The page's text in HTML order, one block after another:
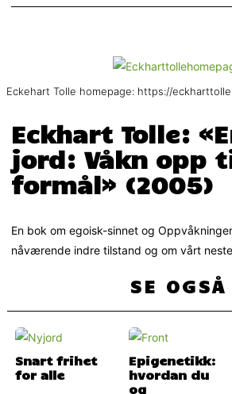
Eckehart Tolle homepage: https://
Eckhart Tolle:
jord: Våkn opp
formål» (2005)
En bok om egoisk-sinnet og
nåværende indre tilstand og om vårt
SE OGSÅ
Snart frihet
for alle
Epigenetikk:
hvordan du
og